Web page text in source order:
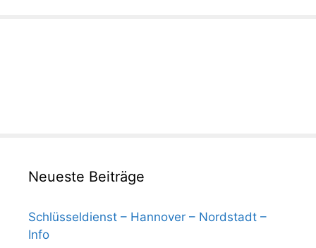
Neueste Beiträge
Schlüsseldienst – Hannover – Nordstadt –
Info